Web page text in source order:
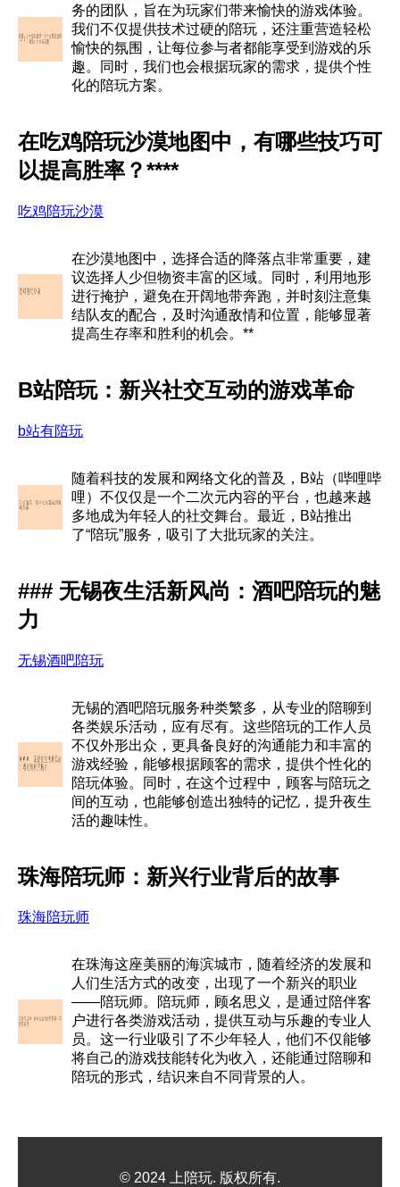
务的团队，旨在为玩家们带来愉快的游戏体验。
我们不仅提供技术过硬的陪玩，还注重营造轻松
愉快的氛围，让每位参与者都能享受到游戏的乐
趣。同时，我们也会根据玩家的需求，提供个性
化的陪玩方案。
在吃鸡陪玩沙漠地图中，有哪些技巧可
以提高胜率？****
吃鸡陪玩沙漠
在沙漠地图中，选择合适的降落点非常重要，建
议选择人少但物资丰富的区域。同时，利用地形
进行掩护，避免在开阔地带奔跑，并时刻注意集
结队友的配合，及时沟通敌情和位置，能够显著
提高生存率和胜利的机会。**
B站陪玩：新兴社交互动的游戏革命
b站有陪玩
随着科技的发展和网络文化的普及，B站（哔哩哔
哩）不仅仅是一个二次元内容的平台，也越来越
多地成为年轻人的社交舞台。最近，B站推出
了“陪玩”服务，吸引了大批玩家的关注。
### 无锡夜生活新风尚：酒吧陪玩的魅
力
无锡酒吧陪玩
无锡的酒吧陪玩服务种类繁多，从专业的陪聊到
各类娱乐活动，应有尽有。这些陪玩的工作人员
不仅外形出众，更具备良好的沟通能力和丰富的
游戏经验，能够根据顾客的需求，提供个性化的
陪玩体验。同时，在这个过程中，顾客与陪玩之
间的互动，也能够创造出独特的记忆，提升夜生
活的趣味性。
珠海陪玩师：新兴行业背后的故事
珠海陪玩师
在珠海这座美丽的海滨城市，随着经济的发展和
人们生活方式的改变，出现了一个新兴的职业
——陪玩师。陪玩师，顾名思义，是通过陪伴客
户进行各类游戏活动，提供互动与乐趣的专业人
员。这一行业吸引了不少年轻人，他们不仅能够
将自己的游戏技能转化为收入，还能通过陪聊和
陪玩的形式，结识来自不同背景的人。
© 2024 上陪玩. 版权所有.